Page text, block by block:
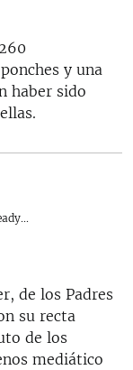
y una
haber sido
de los Padres
su recta
de los
mediático